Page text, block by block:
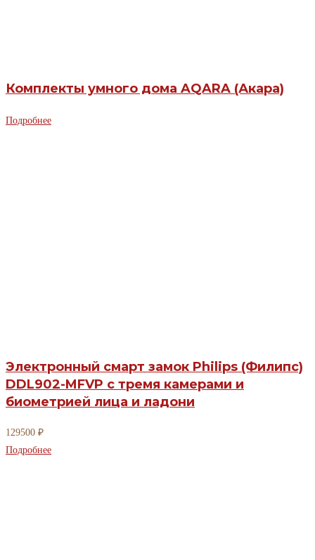
Комплекты умного дома AQARA (Акара)
Подробнее
Электронный смарт замок Philips (Филипс)
DDL902-MFVP с тремя камерами и
биометрией лица и ладони
129500 ₽
Подробнее